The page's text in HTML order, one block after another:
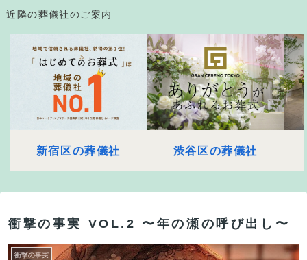
近隣の葬儀社のご案内
新宿区の葬儀社 渋谷区の葬儀社
衝撃の事実 VOL.2 〜年の瀬の呼び出し〜
衝撃の事実